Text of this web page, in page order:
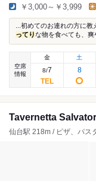
￥3,000～￥3,999
...初めてのお連れの方に
ってりな物を食べても、爽
空席
情報
金
8/7
土
8
Tavernetta
仙台駅 218m / ピザ、パス